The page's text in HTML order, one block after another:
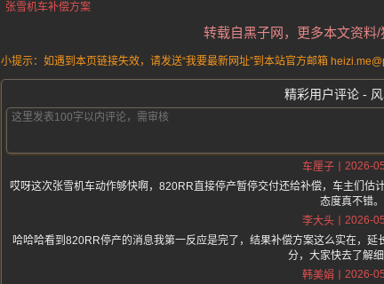
张雪机车补偿方案
转载自黑子网，更多本文资料
小提示：如遇到本页链接失效，请发送“我要最新网址”到本站官方邮箱
精彩用户评论 -
车厘子
2026-
哎呀这次张雪机车动作够快啊，820RR直接停产暂停交付还给补偿，车主们估
态度真不错。
李大头
2026-
哈哈哈看到820RR停产的消息我第一反应是完了，结果补偿方案这么实在，
分，大家快去了解细
韩美娟
2026-